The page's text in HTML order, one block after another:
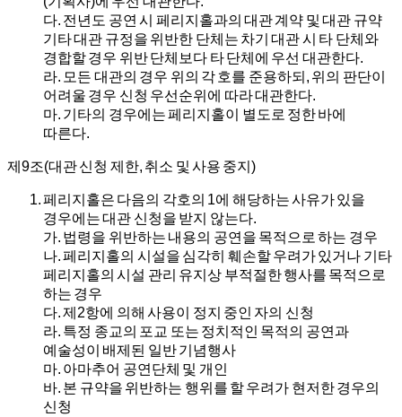
다. 전년도 공연 시 페리지홀과의 대관 계약 및 대관 규약
기타 대관 규정을 위반한 단체는 차기 대관 시 타 단체와
경합할 경우 위반 단체보다 타 단체에 우선 대관한다.
라. 모든 대관의 경우 위의 각 호를 준용하되, 위의 판단이
어려울 경우 신청 우선순위에 따라 대관한다.
마. 기타의 경우에는 페리지홀이 별도로 정한 바에
따른다.
제9조(대관 신청 제한, 취소 및 사용 중지)
페리지홀은 다음의 각호의 1에 해당하는 사유가 있을
경우에는 대관 신청을 받지 않는다.
가. 법령을 위반하는 내용의 공연을 목적으로 하는 경우
나.페리지홀의 시설을 심각히 훼손할 우려가 있거나 기타
페리지홀의 시설 관리 유지상 부적절한 행사를 목적으로
하는 경우
다.제2항에 의해 사용이 정지 중인 자의 신청
라. 특정 종교의 포교 또는 정치적인 목적의 공연과
예술성이 배제된 일반 기념행사
마. 아마추어 공연단체 및 개인
바. 본 규약을 위반하는 행위를 할 우려가 현저한 경우의
신청